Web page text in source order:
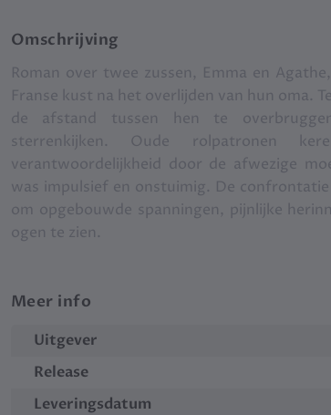
Omschrijving
Roman over twee zussen, Emma en
Franse kust na het overlijden van hun oma.
de afstand tussen hen te
sterrenkijken. Oude rolpatronen
verantwoordelijkheid door de afwezige
was impulsief en onstuimig. De
om opgebouwde spanningen, pijnlijke
ogen te zien.
Meer info
Uitgever
Release
Leveringsdatum